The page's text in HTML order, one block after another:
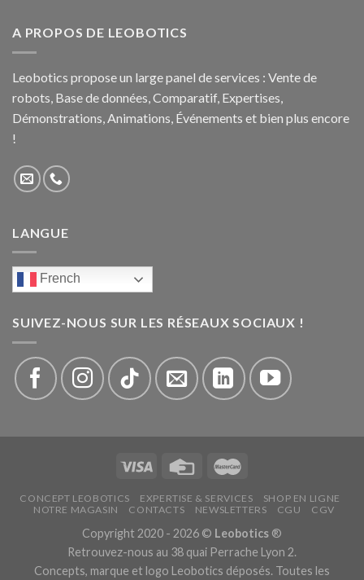
A PROPOS DE LEOBOTICS
Leobotics propose un large panel de services : Vente de
robots, Base de données, Comparatif, Expertises,
Démonstrations, Animations, Événements et bien plus encore
!
LANGUE
French
SUIVEZ-NOUS SUR LES RÉSEAUX SOCIAUX !
CONCEPT LEOBOTICS EXPERTISE & SERVICES
SHOP EN LIGNE
NOTRE MAGASIN
CONTACTS NEWSLETTERS CGU CGV
Copyright 2020 - 2026 © Leobotics ®
Retrouvez-nous au 38 quai Perrache Lyon 2.
Concepts, marque et logo Leobotics déposés. Toutes les